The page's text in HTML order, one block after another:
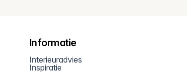
Informatie
Interieuradvies
Inspiratie